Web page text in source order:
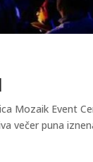
Mozaik Event
večer puna